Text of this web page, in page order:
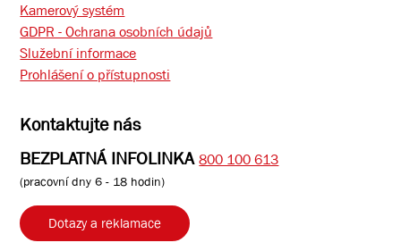
Kamerový systém
GDPR - Ochrana osobních údajů
Služební informace
Prohlášení o přístupnosti
Kontaktujte nás
BEZPLATNÁ INFOLINKA 800 100 613
(pracovní dny 6 - 18 hodin)
Dotazy a reklamace